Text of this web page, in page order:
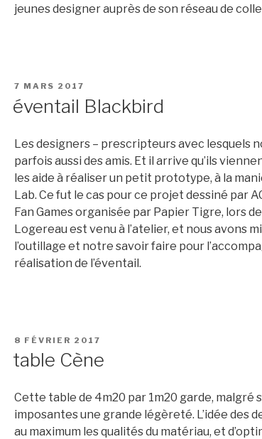
jeunes designer auprès de son réseau de
PUBLIÉ
LE
7 MARS 2017
éventail Blackbird
Les designers – prescripteurs avec lesquels
parfois aussi des amis. Et il arrive qu’ils
les aide à réaliser un petit prototype, à la
Lab. Ce fut le cas pour ce projet dessiné par
Fan Games organisée par Papier Tigre, lors
Logereau est venu à l’atelier, et nous avons
l’outillage et notre savoir faire pour
réalisation de l’éventail.
PUBLIÉ
8 FÉVRIER 2017
table Cène
Cette table de 4m20 par 1m20 garde, malgré
imposantes une grande légèreté. L’idée des
au maximum les qualités du matériau, et